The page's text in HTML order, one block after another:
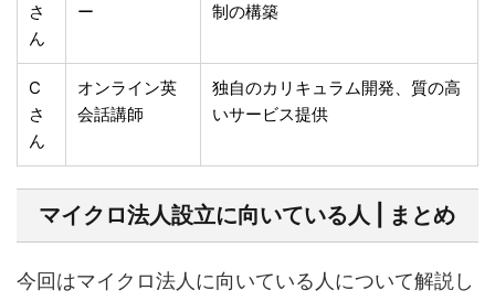
さ
ん
ー
制の構築
C
さ
ん
オンライン英
会話講師
独自のカリキュラム開発、質の高
いサービス提供
マイクロ法人設立に向いている人 | まとめ
今回はマイクロ法人に向いている人について解説し